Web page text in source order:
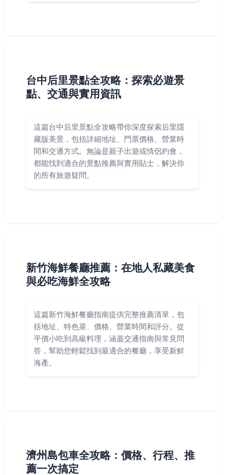
台中后里景點全攻略：探索必遊景
點、交通與實用資訊
這篇台中后里景點全攻略帶你深度探索后里隱
藏版美景，包括詳細地址、門票價格、營業時
間和交通方式。無論是親子出遊或情侶約會，
都能找到適合的景點推薦與實用貼士，解決你
的所有旅遊疑問。
新竹海鮮餐廳推薦：在地人私藏美食
與必吃海鮮全攻略
這篇新竹海鮮餐廳指南提供完整推薦清單，包
括地址、特色菜、價格、營業時間和評分。從
平價小吃到高級料理，涵蓋交通指南與常見問
答，幫助您輕鬆找到最適合的餐廳，享受新鮮
海產。
濟州島包車全攻略：價格、行程、推
薦一次搞定